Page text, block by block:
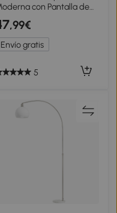
con Pantalla de
Sintético Lámpara de
para Salón
cm Blanco y
,99€
Envío gratis
5